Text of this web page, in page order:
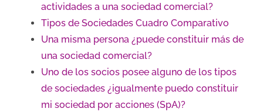
actividades a una sociedad comercial?
Tipos de Sociedades Cuadro Comparativo
Una misma persona ¿puede constituir más de
una sociedad comercial?
Uno de los socios posee alguno de los tipos
de sociedades ¿igualmente puedo constituir
mi sociedad por acciones (SpA)?